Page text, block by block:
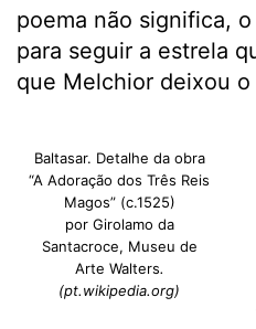
poema não significa, o
para seguir a estrela
que Melchior deixou o
Baltasar. Detalhe da obra
“A Adoração dos Três Reis
Magos” (c.1525)
por Girolamo da
Santacroce, Museu de
Arte Walters.
(pt.wikipedia.org)